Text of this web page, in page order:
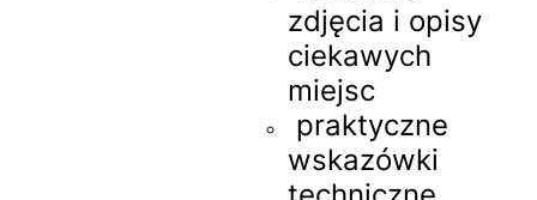
zdjęcia i opisy
ciekawych
miejsc
praktyczne
wskazówki